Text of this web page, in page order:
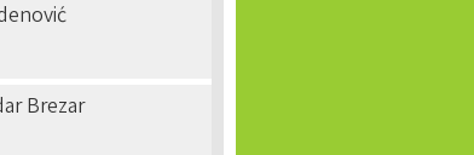
Brezar